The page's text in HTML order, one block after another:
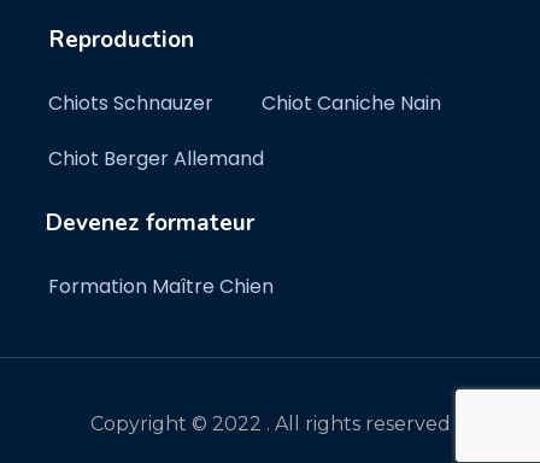
Reproduction
Chiots Schnauzer
Chiot Caniche Nain
Chiot Berger Allemand
Devenez formateur
Formation Maître Chien
Copyright © 2022 . All rights reserved